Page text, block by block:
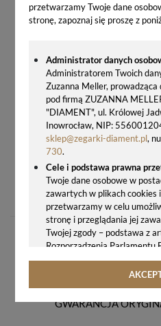
przetwarzamy Twoje dane
stronę, zapoznaj się proszę z
Administrator danych
Administratorem Twoich
Zuzanna Meller, prowadząca
pod firmą ZUZANNA
"DIAMENT", ul. Królowej
Inowrocław, NIP:
sklep@zegarki-diament.pl,
730.
Cele i podstawa prawna
Twoje dane osobowe w
zawartych w plikach cookies
przetwarzamy w celu
stronę i przeglądania jej
Twojej zgody – podstawa z
Rozporządzenia Parlamentu
2016/679 z 27.04.2016 r. w
fizycznych w związku z
rozporządzenie o ochronie
GWARANCJA